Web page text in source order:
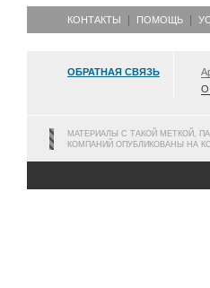
КОНТАКТЫ ПОМОЩЬ
ОБРАТНАЯ СВЯЗЬ
О
МАТЕРИАЛЫ С ТАКОЙ МЕТКОЙ,
КОМПАНИЙ ОПУБЛИКОВАНЫ НА